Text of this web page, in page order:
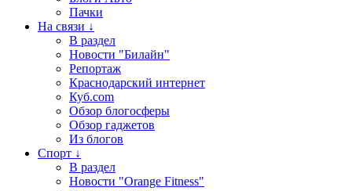
Пачки
На связи ↓
В раздел
Новости "Билайн"
Репортаж
Краснодарский интернет
Куб.com
Обзор блогосферы
Обзор гаджетов
Из блогов
Спорт ↓
В раздел
Новости "Orange Fitness"